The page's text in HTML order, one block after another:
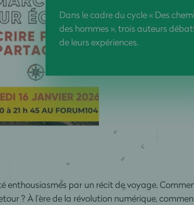
Dans le cadre du cycle « Des
des hommes », trois auteurs
de leursexpériences.
enthousiasmés par un récit de voyage.
? À l’ère de la révolution numérique,